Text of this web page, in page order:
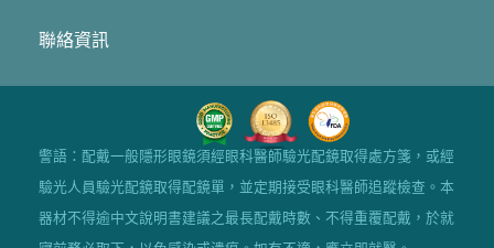
聯絡資訊
警語：配戴一般隱形眼鏡須經眼科醫師驗光配鏡取得處方箋，或經
驗光人員驗光配鏡取得配鏡單，並定期接受眼科醫師追蹤檢查。本
器材不得逾中文說明書建議之最長配戴時數、不得重覆配戴，於就